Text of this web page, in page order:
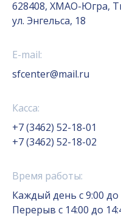
628408, ХМАО-Югра,
ул. Энгельса, 18
E-mail:
sfcenter@mail.ru
Касса:
+7 (3462) 52-18-01
+7 (3462) 52-18-02
Время работы:
Каждый день с 9:00 до
Перерыв с 14:00 до